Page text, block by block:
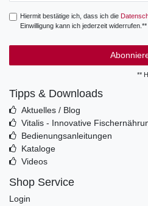
Hiermit bestätige ich, dass ich die
Einwilligung kann ich jederzeit widerrufen.**
**
Tipps & Downloads
Aktuelles / Blog
Vitalis - Innovative
Bedienungsanleitungen
Kataloge
Videos
Shop Service
Login